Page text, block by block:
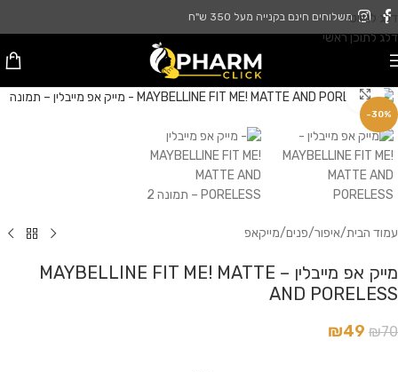
דלג לניווט
דלג לתוכן ראשי
משלוחים חינם בקנייה מעל 350 ש"ח
-30%
לחץ להגדלה
עמוד הבית/איפור/פנים/מייקאפ
מייק אפ מייבלין – MAYBELLINE FIT ME! MATTE
AND PORELESS
₪70
₪49